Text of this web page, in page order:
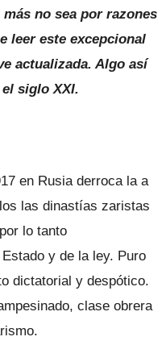
no sea por razones
leer este excepcional
actualizada. Algo así
siglo XXI.
en Rusia derroca la a
las dinastías zaristas
lo tanto
y de la ley. Puro
dictatorial y despótico.
clase obrera